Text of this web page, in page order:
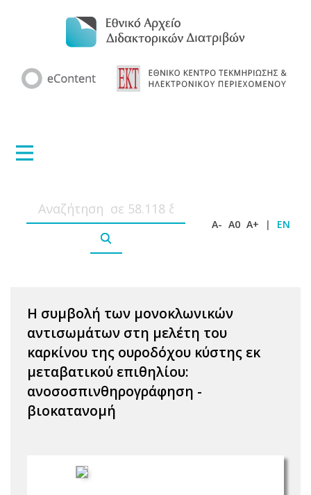
A- A0 A+ | EN
Η συμβολή των μονοκλωνικών
αντισωμάτων στη μελέτη του
καρκίνου της ουροδόχου κύστης εκ
μεταβατικού επιθηλίου:
ανοσοσπινθηρογράφηση -
βιοκατανομή